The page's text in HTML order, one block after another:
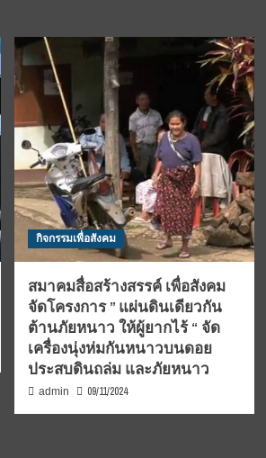
กิจกรรมเพื่อสังคม
สมาคมสื่อสร้างสรรค์ เพื่อสังคม
จัดโครงการ ” แผ่นดินเดียวกัน
ต้านภัยหนาว ให้ผู้ยากไร้ “ จัด
เครื่องนุ่งห่มกันหนาวบนดอย
ประสบดินถล่ม และภัยหนาว
admin 09/11/2024